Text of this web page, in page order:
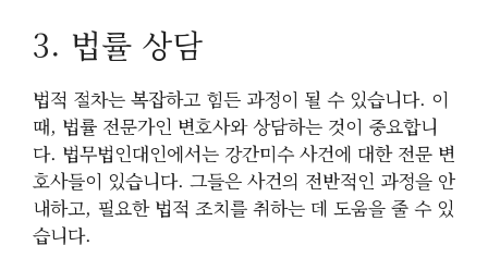
3. 법률 상담
법적 절차는 복잡하고 힘든 과정이 될 수 있습니다. 이
때, 법률 전문가인 변호사와 상담하는 것이 중요합니
다. 법무법인대인에서는 강간미수 사건에 대한 전문 변
호사들이 있습니다. 그들은 사건의 전반적인 과정을 안
내하고, 필요한 법적 조치를 취하는 데 도움을 줄 수 있
습니다.